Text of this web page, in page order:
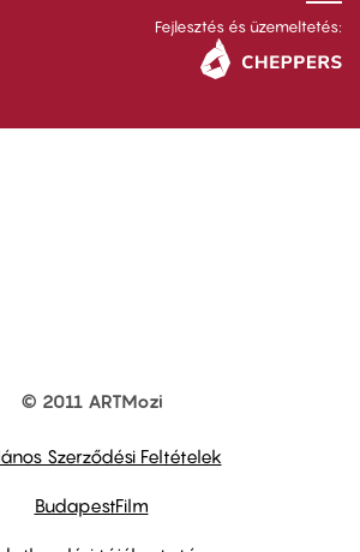
Fejlesztés és üzemeltetés:
© 2011 ARTMozi
Szerződési Feltételek
BudapestFilm